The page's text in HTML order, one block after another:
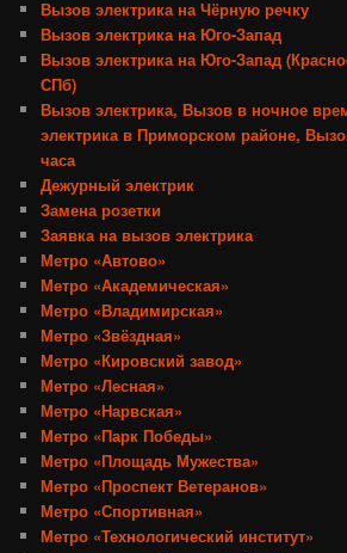
Вызов электрика на Чёрную речку
Вызов электрика на Юго-Запад
Вызов электрика на Юго-Запад
СПб)
Вызов электрика, Вызов в ночное
электрика в Приморском районе,
часа
Дежурный электрик
Замена розетки
Заявка на вызов электрика
Метро «Автово»
Метро «Академическая»
Метро «Владимирская»
Метро «Звёздная»
Метро «Кировский завод»
Метро «Лесная»
Метро «Нарвская»
Метро «Парк Победы»
Метро «Площадь Мужества»
Метро «Проспект Ветеранов»
Метро «Спортивная»
Метро «Технологический институт»